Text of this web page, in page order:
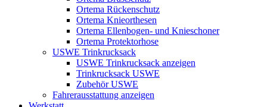
Ortema Rückenschutz
Ortema Knieorthesen
Ortema Ellenbogen- und Knieschoner
Ortema Protektorhose
USWE Trinkrucksack
USWE Trinkrucksack anzeigen
Trinkrucksack USWE
Zubehör USWE
Fahrerausstattung anzeigen